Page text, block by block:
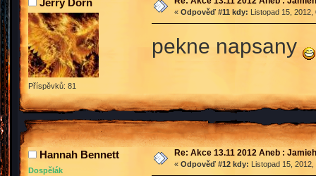
Jerry Dorn
Příspěvků: 81
« Odpověď #11 kdy: Listopad 15,
pekne napsany
Hannah Bennett
Dospělák
Re: Akce 13.11 2012 Aneb :
« Odpověď #12 kdy: Listopad 15,